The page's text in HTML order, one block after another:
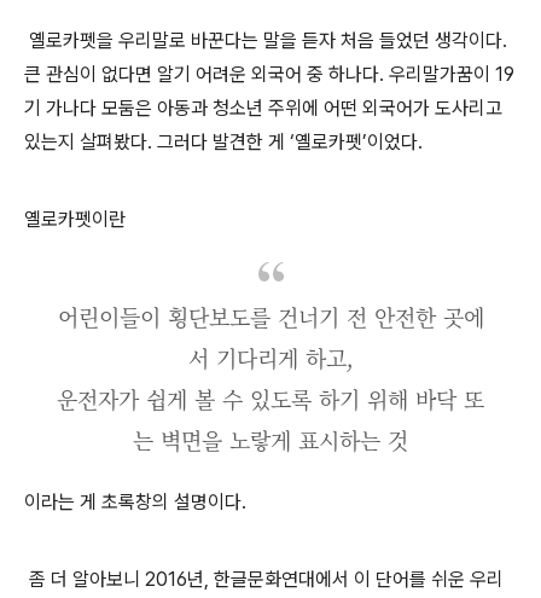
옐로카펫을 우리말로 바꾼다는 말을 듣자 처음 들었던 생각이다.
큰 관심이 없다면 알기 어려운 외국어 중 하나다. 우리말가꿈이 19
기 가나다 모둠은 아동과 청소년 주위에 어떤 외국어가 도사리고
있는지 살펴봤다. 그러다 발견한 게 ‘옐로카펫’이었다.
옐로카펫이란
어린이들이 횡단보도를 건너기 전 안전한 곳에
서 기다리게 하고,
운전자가 쉽게 볼 수 있도록 하기 위해 바닥 또
는 벽면을 노랗게 표시하는 것
이라는 게 초록창의 설명이다.
좀 더 알아보니 2016년, 한글문화연대에서 이 단어를 쉬운 우리